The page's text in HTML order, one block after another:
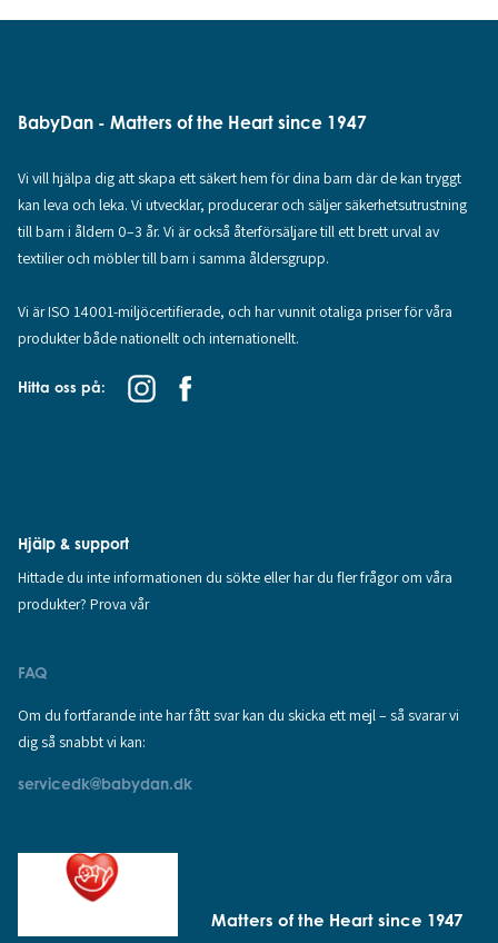
BabyDan - Matters of the Heart since 1947
Vi vill hjälpa dig att skapa ett säkert hem för dina barn där de kan tryggt
kan leva och leka. Vi utvecklar, producerar och säljer säkerhetsutrustning
till barn i åldern 0–3 år. Vi är också återförsäljare till ett brett urval av
textilier och möbler till barn i samma åldersgrupp.
Vi är ISO 14001-miljöcertifierade, och har vunnit otaliga priser för våra
produkter både nationellt och internationellt.
Hitta oss på:
Hjälp & support
Hittade du inte informationen du sökte eller har du fler frågor om våra
produkter? Prova vår
FAQ
Om du fortfarande inte har fått svar kan du skicka ett mejl – så svarar vi
dig så snabbt vi kan:
servicedk@babydan.dk
Matters of the Heart since 1947